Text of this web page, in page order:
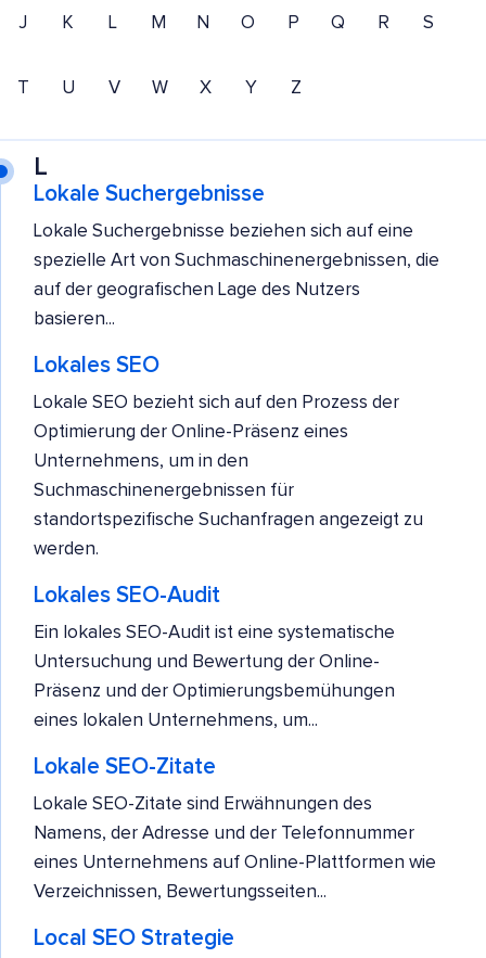
J K L M N O P Q R S
T U V W X Y Z
L
Lokale Suchergebnisse
Lokale Suchergebnisse beziehen sich auf eine
spezielle Art von Suchmaschinenergebnissen, die
auf der geografischen Lage des Nutzers
basieren...
Lokales SEO
Lokale SEO bezieht sich auf den Prozess der
Optimierung der Online-Präsenz eines
Unternehmens, um in den
Suchmaschinenergebnissen für
standortspezifische Suchanfragen angezeigt zu
werden.
Lokales SEO-Audit
Ein lokales SEO-Audit ist eine systematische
Untersuchung und Bewertung der Online-
Präsenz und der Optimierungsbemühungen
eines lokalen Unternehmens, um...
Lokale SEO-Zitate
Lokale SEO-Zitate sind Erwähnungen des
Namens, der Adresse und der Telefonnummer
eines Unternehmens auf Online-Plattformen wie
Verzeichnissen, Bewertungsseiten...
Local SEO Strategie